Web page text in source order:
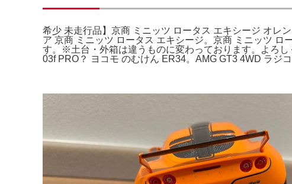
希少 未走行品】京商 ミニッツ ロータス エキシージ オレ
ア 京商 ミニッツ ロータス エキシージ。京商 ミニッツ
す。※土台・外箱は違うものに変わっております。よろ
03f PRO？ ヨコモ のむけん ER34。AMG GT3 4WD ラジ